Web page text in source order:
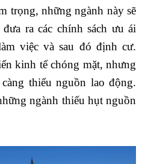
trọng, những ngành này sẽ
ra các chính sách ưu ái
việc và sau đó định cư.
kinh tế chóng mặt, nhưng
thiếu nguồn lao động.
ngành thiếu hụt nguồn